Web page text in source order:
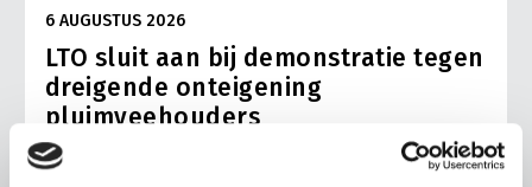
6 AUGUSTUS 2026
LTO sluit aan bij demonstratie tegen
dreigende onteigening
pluimveehouders
ZLTO, LLTB, LTO Noord en LTO Nederland roepen hun